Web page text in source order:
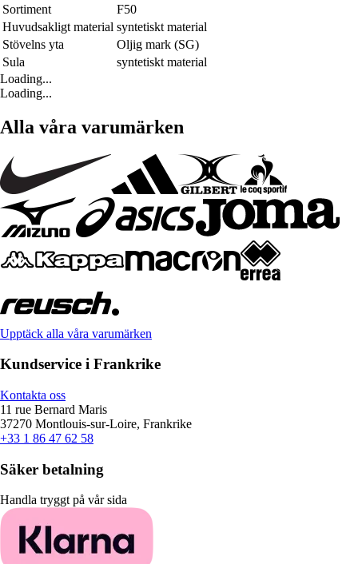
Sortiment
F50
Huvudsakligt material syntetiskt material
Stövelns yta
Oljig mark (SG)
Sula
syntetiskt material
Loading...
Loading...
Alla våra varumärken
Upptäck alla våra varumärken
Kundservice i Frankrike
Kontakta oss
11 rue Bernard Maris
37270 Montlouis-sur-Loire, Frankrike
+33 1 86 47 62 58
Säker betalning
Handla tryggt på vår sida